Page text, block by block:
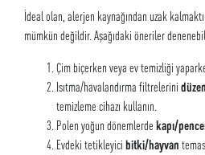
İdeal olan, alerjen kaynağından uzak
mümkün değildir. Aşağıdaki öneriler
Çim biçerken veya ev temizliği
Isıtma/havalandırma filtrelerini
temizleme cihazı kullanın.
Polen yoğun dönemlerde kapı/
Evdeki tetikleyici bitki/hayvan